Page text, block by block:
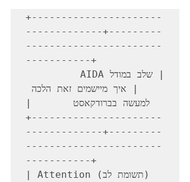
+----------------------
-------------+---------
-----------------------
-----------+
+----------------------
-------------+---------
-----------------------
-----------+
| Attention (תשומת לב)